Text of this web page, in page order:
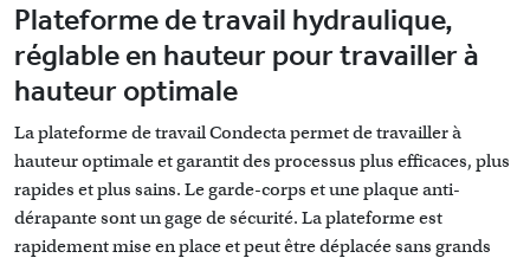
Plateforme de travail hydraulique,
réglable en hauteur pour travailler à
hauteur optimale
La plateforme de travail Condecta permet de travailler à
hauteur optimale et garantit des processus plus efficaces, plus
rapides et plus sains. Le garde-corps et une plaque anti-
dérapante sont un gage de sécurité. La plateforme est
rapidement mise en place et peut être déplacée sans grands